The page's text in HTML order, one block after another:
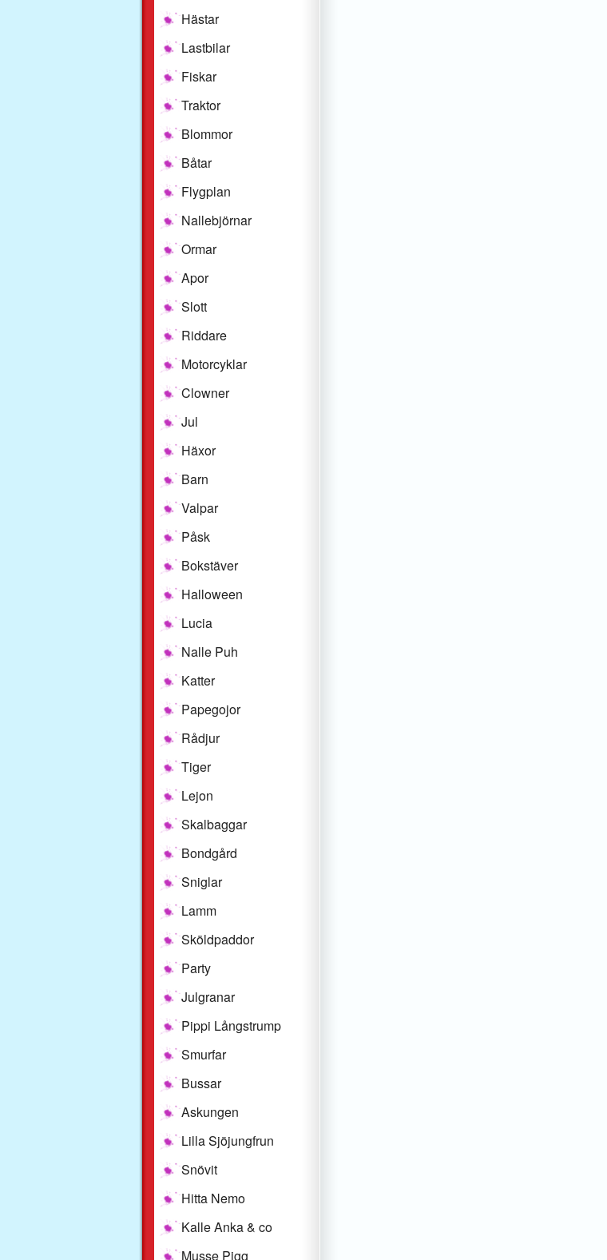
Hästar
Lastbilar
Fiskar
Traktor
Blommor
Båtar
Flygplan
Nallebjörnar
Ormar
Apor
Slott
Riddare
Motorcyklar
Clowner
Jul
Häxor
Barn
Valpar
Påsk
Bokstäver
Halloween
Lucia
Nalle Puh
Katter
Papegojor
Rådjur
Tiger
Lejon
Skalbaggar
Bondgård
Sniglar
Lamm
Sköldpaddor
Party
Julgranar
Pippi Långstrump
Smurfar
Bussar
Askungen
Lilla Sjöjungfrun
Snövit
Hitta Nemo
Kalle Anka & co
Musse Pigg